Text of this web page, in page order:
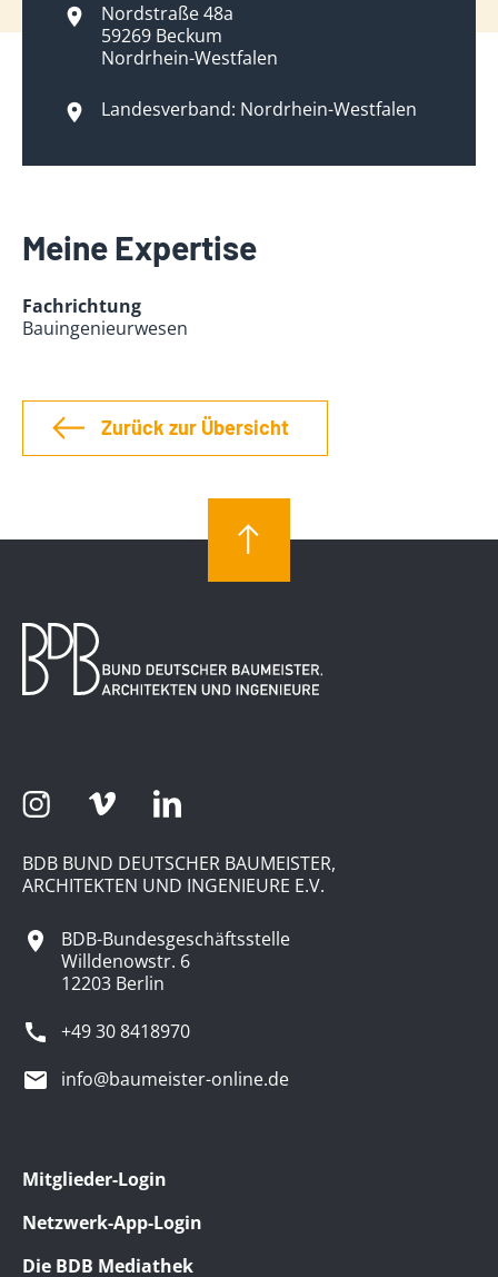
Nordstraße 48a
59269 Beckum
Nordrhein-Westfalen
Landesverband: Nordrhein-Westfalen
Meine Expertise
Fachrichtung
Bauingenieurwesen
Zurück zur Übersicht
BDB BUND DEUTSCHER BAUMEISTER,
ARCHITEKTEN UND INGENIEURE E.V.
BDB-Bundesgeschäftsstelle
Willdenowstr. 6
12203 Berlin
+49 30 8418970
info@baumeister-online.de
Mitglieder-Login
Netzwerk-App-Login
Die BDB Mediathek